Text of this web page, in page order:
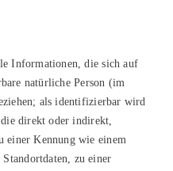
Informationen, die sich auf
natürliche Person (im
als identifizierbar wird
die direkt oder indirekt,
einer Kennung wie einem
zu einer